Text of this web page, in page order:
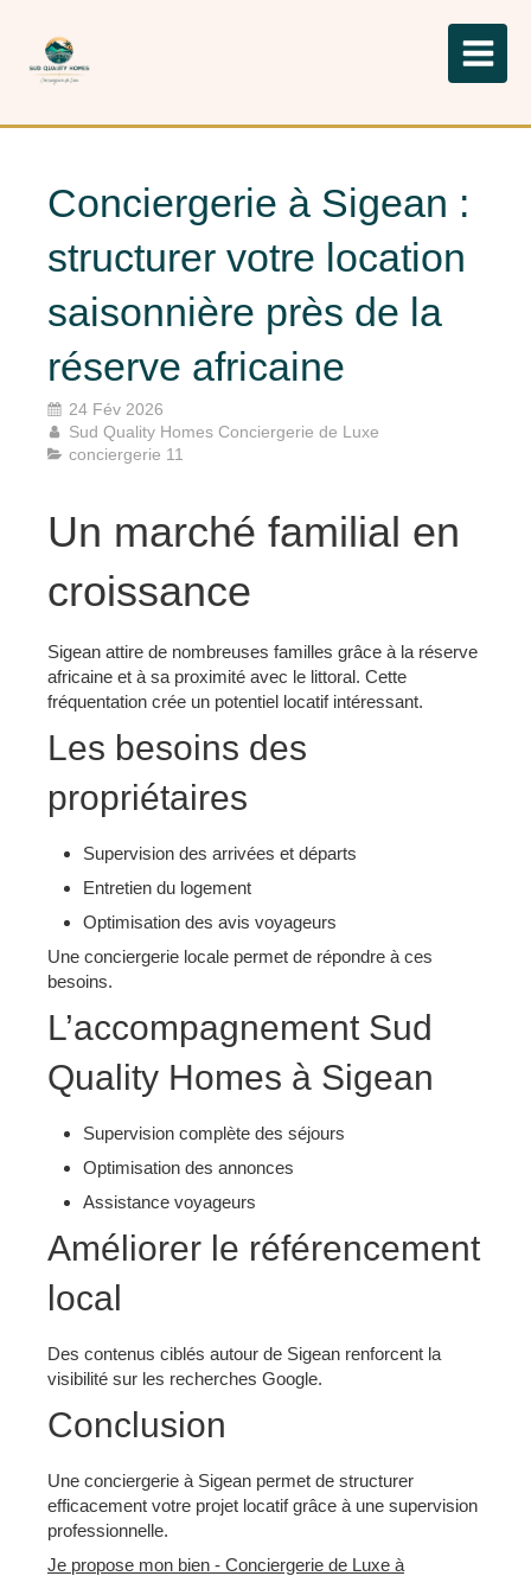
Conciergerie à Sigean :
structurer votre location
saisonnière près de la
réserve africaine
24 Fév 2026
Sud Quality Homes Conciergerie de Luxe
conciergerie 11
Un marché familial en
croissance
Sigean attire de nombreuses familles grâce à la réserve
africaine et à sa proximité avec le littoral. Cette
fréquentation crée un potentiel locatif intéressant.
Les besoins des
propriétaires
Supervision des arrivées et départs
Entretien du logement
Optimisation des avis voyageurs
Une conciergerie locale permet de répondre à ces
besoins.
L’accompagnement Sud
Quality Homes à Sigean
Supervision complète des séjours
Optimisation des annonces
Assistance voyageurs
Améliorer le référencement
local
Des contenus ciblés autour de Sigean renforcent la
visibilité sur les recherches Google.
Conclusion
Une conciergerie à Sigean permet de structurer
efficacement votre projet locatif grâce à une supervision
professionnelle.
Je propose mon bien - Conciergerie de Luxe à